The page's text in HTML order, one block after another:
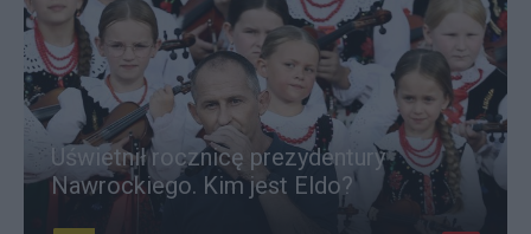
Uświetnił rocznicę prezydentury
Nawrockiego. Kim jest Eldo?